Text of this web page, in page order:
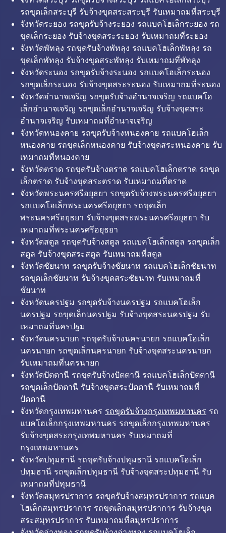
รถขุดเล็กสระบุรี รับจ้างขุดสระสระบุรี รับเหมาถมที่สระบุรี
จังหวัดระยอง รถขุดรับจ้างระยอง รถแบคโฮเล็กระยอง รถ
ขุดเล็กระยอง รับจ้างขุดสระระยอง รับเหมาถมที่ระยอง
จังหวัดพัทลุง รถขุดรับจ้างพัทลุง รถแบคโฮเล็กพัทลุง รถ
ขุดเล็กพัทลุง รับจ้างขุดสระพัทลุง รับเหมาถมที่พัทลุง
จังหวัดระนอง รถขุดรับจ้างระนอง รถแบคโฮเล็กระนอง
รถขุดเล็กระนอง รับจ้างขุดสระระนอง รับเหมาถมที่ระนอง
จังหวัดอำนาจเจริญ รถขุดรับจ้างอำนาจเจริญ รถแบคโฮ
เล็กอำนาจเจริญ รถขุดเล็กอำนาจเจริญ รับจ้างขุดสระ
อำนาจเจริญ รับเหมาถมที่อำนาจเจริญ
จังหวัดหนองคาย รถขุดรับจ้างหนองคาย รถแบคโฮเล็ก
หนองคาย รถขุดเล็กหนองคาย รับจ้างขุดสระหนองคาย รับ
เหมาถมที่หนองคาย
จังหวัดตราด รถขุดรับจ้างตราด รถแบคโฮเล็กตราด รถขุด
เล็กตราด รับจ้างขุดสระตราด รับเหมาถมที่ตราด
จังหวัดพระนครศรีอยุธยา รถขุดรับจ้างพระนครศรีอยุธยา
รถแบคโฮเล็กพระนครศรีอยุธยา รถขุดเล็ก
พระนครศรีอยุธยา รับจ้างขุดสระพระนครศรีอยุธยา รับ
เหมาถมที่พระนครศรีอยุธยา
จังหวัดสตูล รถขุดรับจ้างสตูล รถแบคโฮเล็กสตูล รถขุดเล็ก
สตูล รับจ้างขุดสระสตูล รับเหมาถมที่สตูล
จังหวัดชัยนาท รถขุดรับจ้างชัยนาท รถแบคโฮเล็กชัยนาท
รถขุดเล็กชัยนาท รับจ้างขุดสระชัยนาท รับเหมาถมที่
ชัยนาท
จังหวัดนครปฐม รถขุดรับจ้างนครปฐม รถแบคโฮเล็ก
นครปฐม รถขุดเล็กนครปฐม รับจ้างขุดสระนครปฐม รับ
เหมาถมที่นครปฐม
จังหวัดนครนายก รถขุดรับจ้างนครนายก รถแบคโฮเล็ก
นครนายก รถขุดเล็กนครนายก รับจ้างขุดสระนครนายก
รับเหมาถมที่นครนายก
จังหวัดปัตตานี รถขุดรับจ้างปัตตานี รถแบคโฮเล็กปัตตานี
รถขุดเล็กปัตตานี รับจ้างขุดสระปัตตานี รับเหมาถมที่
ปัตตานี
จังหวัดกรุงเทพมหานคร รถขุดรับจ้างกรุงเทพมหานคร รถ
แบคโฮเล็กกรุงเทพมหานคร รถขุดเล็กกรุงเทพมหานคร
รับจ้างขุดสระกรุงเทพมหานคร รับเหมาถมที่
กรุงเทพมหานคร
จังหวัดปทุมธานี รถขุดรับจ้างปทุมธานี รถแบคโฮเล็ก
ปทุมธานี รถขุดเล็กปทุมธานี รับจ้างขุดสระปทุมธานี รับ
เหมาถมที่ปทุมธานี
จังหวัดสมุทรปราการ รถขุดรับจ้างสมุทรปราการ รถแบค
โฮเล็กสมุทรปราการ รถขุดเล็กสมุทรปราการ รับจ้างขุด
สระสมุทรปราการ รับเหมาถมที่สมุทรปราการ